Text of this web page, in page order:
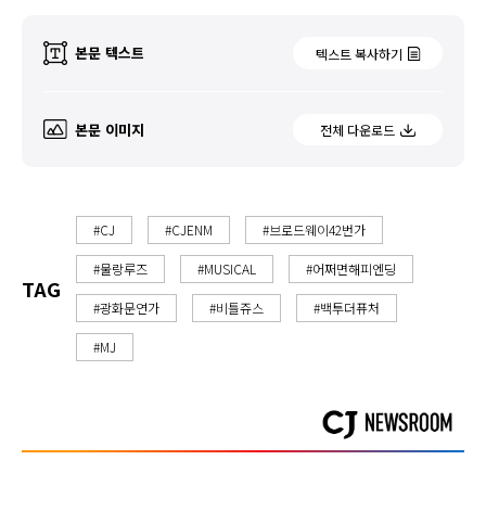
본문 텍스트 텍스트 복사하기
본문 이미지 전체 다운로드
TAG
#CJ #CJENM #브로드웨이42번가
#물랑루즈 #MUSICAL #어쩌면해피엔딩
#광화문연가 #비틀쥬스 #백투더퓨처
#MJ